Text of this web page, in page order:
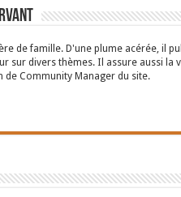
de famille. D'une plume acérée, il
sur divers thèmes. Il assure aussi la
de Community Manager du site.